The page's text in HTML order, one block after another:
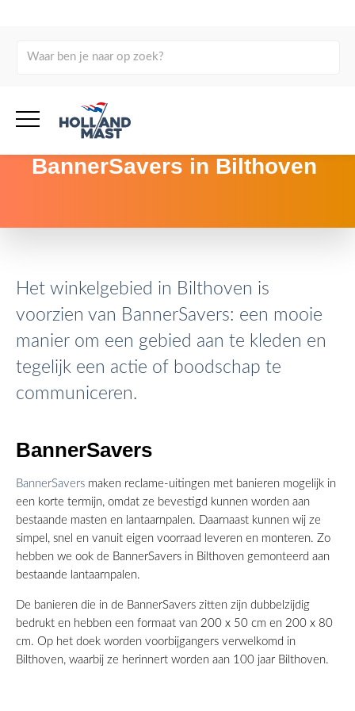
Aankleding van het
winkelgebied met
BannerSavers in Bilthoven
Het winkelgebied in Bilthoven is
voorzien van BannerSavers: een mooie
manier om een gebied aan te kleden en
tegelijk een actie of boodschap te
communiceren.
BannerSavers
BannerSavers maken reclame-uitingen met banieren mogelijk in
een korte termijn, omdat ze bevestigd kunnen worden aan
bestaande masten en lantaarnpalen. Daarnaast kunnen wij ze
simpel, snel en vanuit eigen voorraad leveren en monteren. Zo
hebben we ook de BannerSavers in Bilthoven gemonteerd aan
bestaande lantaarnpalen.
De banieren die in de BannerSavers zitten zijn dubbelzijdig
bedrukt en hebben een formaat van 200 x 50 cm en 200 x 80
cm. Op het doek worden voorbijgangers verwelkomd in
Bilthoven, waarbij ze herinnert worden aan 100 jaar Bilthoven.